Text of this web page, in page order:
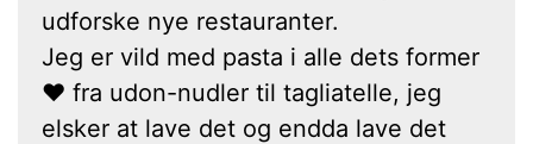
udforske nye restauranter.
Jeg er vild med pasta i alle dets former
❤ fra udon-nudler til tagliatelle, jeg
elsker at lave det og endda lave det